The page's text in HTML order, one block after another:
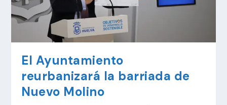
El Ayuntamiento
reurbanizará la barriada de
Nuevo Molino